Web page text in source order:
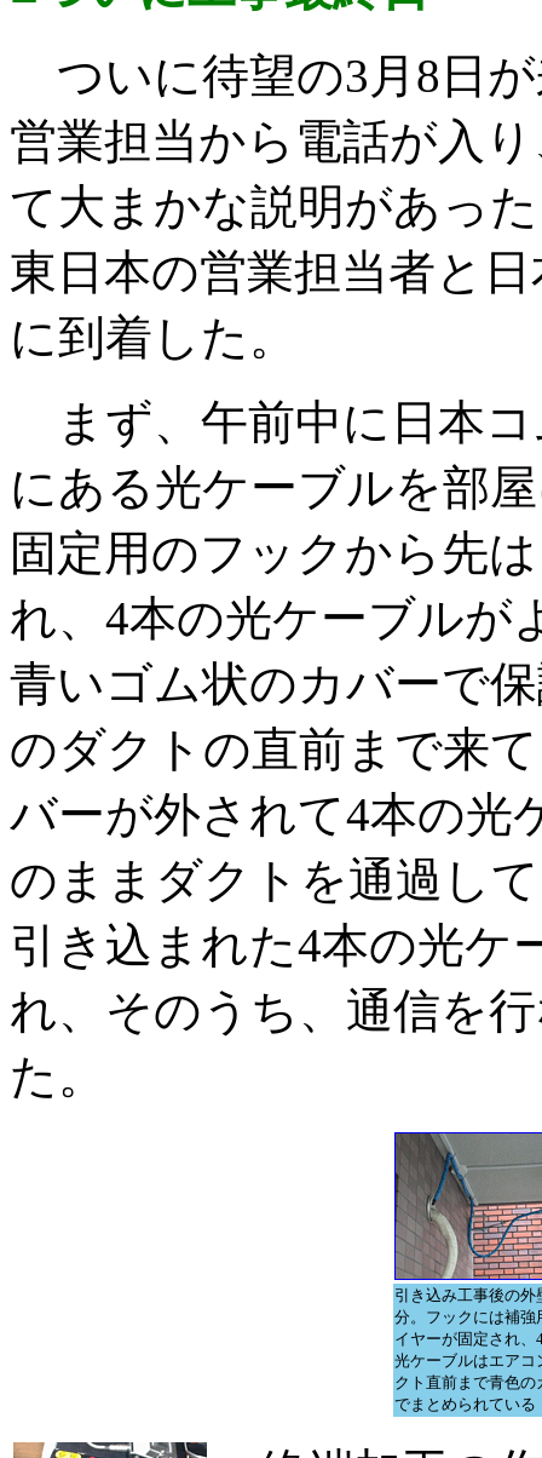
ついに待望の3月8日
営業担当から電話が入
て大まかな説明があっ
東日本の営業担当者と
に到着した。
まず、午前中に日本
にある光ケーブルを部
固定用のフックから先
れ、4本の光ケーブルが
青いゴム状のカバーで
のダクトの直前まで来
バーが外されて4本の光
のままダクトを通過し
引き込まれた4本の光ケ
れ、そのうち、通信を
た。
引き込み工事後の外
分。フックには補強
イヤーが固定され、
光ケーブルはエアコ
クト直前まで青色の
でまとめられている